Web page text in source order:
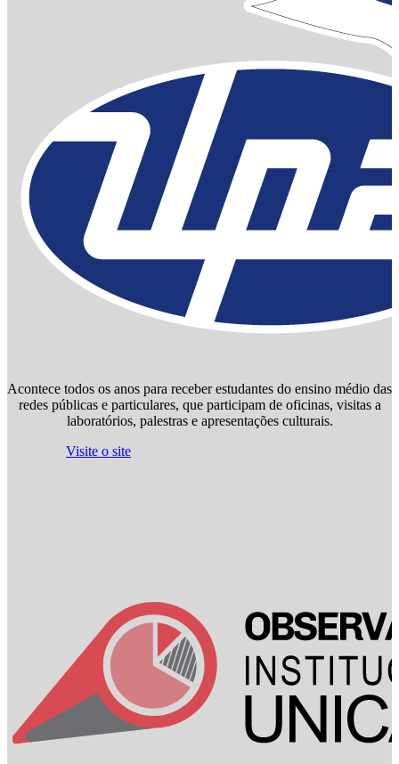
Acontece todos os anos para receber estudantes do ensino médio das
redes públicas e particulares, que participam de oficinas, visitas a
laboratórios, palestras e apresentações culturais.
Visite o site